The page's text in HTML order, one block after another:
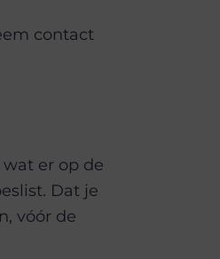
contact
er op de
Dat je
vóór de